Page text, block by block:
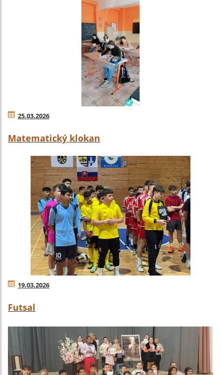
25.03.2026
Matematický klokan
19.03.2026
Futsal